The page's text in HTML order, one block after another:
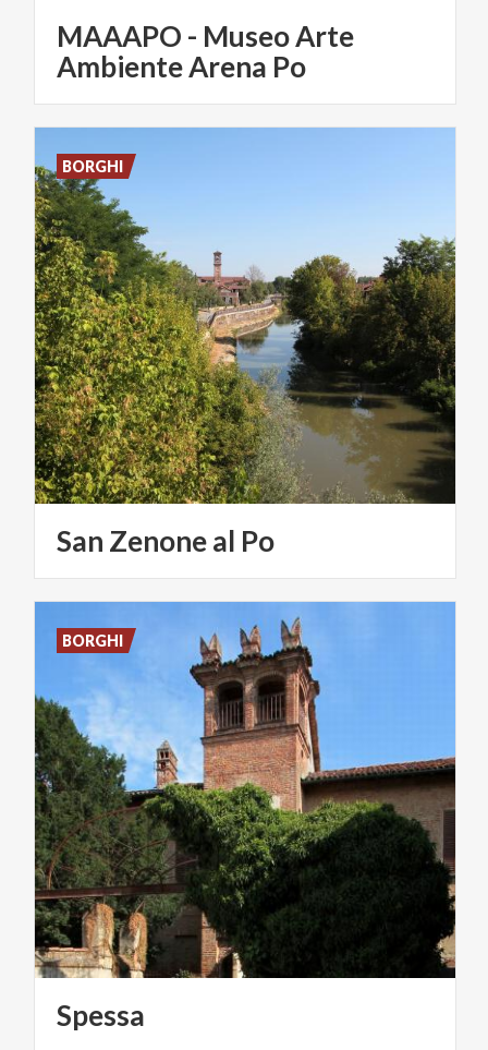
MAAAPO - Museo Arte
Ambiente Arena Po
San Zenoneal Po
BORGHI
Spessa
BORGHI